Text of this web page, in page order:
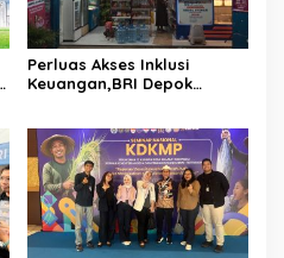
Perluas Akses Inklusi
Keuangan,BRI Depok
Badan Usaha